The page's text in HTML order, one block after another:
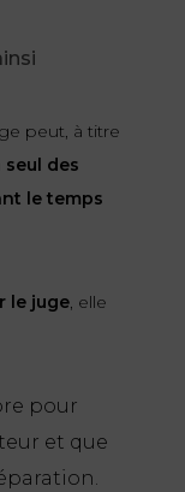
peut, à titre
seul des
le temps
le juge, elle
pour
et que